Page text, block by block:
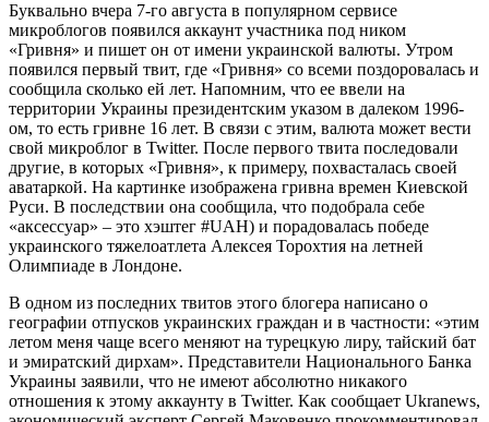
Буквально вчера 7-го августа в популярном сервисе
микроблогов появился аккаунт участника под ником
«Гривня» и пишет он от имени украинской валюты. Утром
появился первый твит, где «Гривня» со всеми поздоровалась и
сообщила сколько ей лет. Напомним, что ее ввели на
территории Украины президентским указом в далеком 1996-
ом, то есть гривне 16 лет. В связи с этим, валюта может вести
свой микроблог в Twitter. После первого твита последовали
другие, в которых «Гривня», к примеру, похвасталась своей
аватаркой. На картинке изображена гривна времен Киевской
Руси. В последствии она сообщила, что подобрала себе
«аксессуар» – это хэштег #UAH) и порадовалась победе
украинского тяжелоатлета Алексея Торохтия на летней
Олимпиаде в Лондоне.
В одном из последних твитов этого блогера написано о
географии отпусков украинских граждан и в частности: «этим
летом меня чаще всего меняют на турецкую лиру, тайский бат
и эмиратский дирхам». Представители Национального Банка
Украины заявили, что не имеют абсолютно никакого
отношения к этому аккаунту в Twitter. Как сообщает Ukranews,